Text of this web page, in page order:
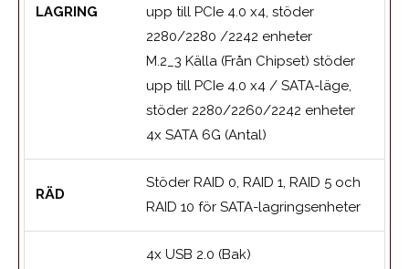
LAGRING
upp till PCIe 4.0 x4, stöder
2280/2280 /2242 enheter
M.2_3 Källa (Från Chipset) stöder
upp till PCIe 4.0 x4 / SATA-läge,
stöder 2280/2260/2242 enheter
4x SATA 6G (Antal)
RÄD
Stöder RAID 0, RAID 1, RAID 5 och
RAID 10 för SATA-lagringsenheter
4x USB 2.0 (Bak)